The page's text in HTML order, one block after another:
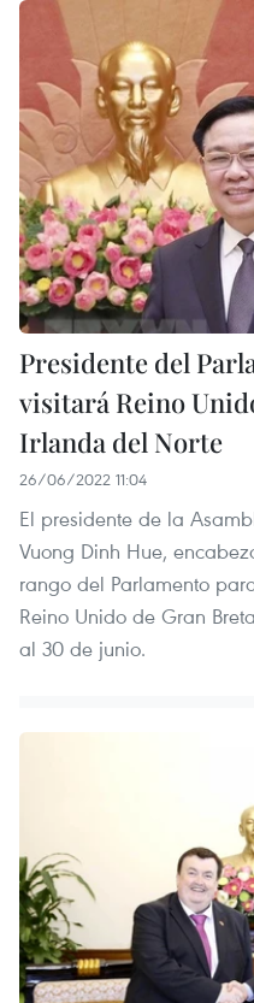
Presidente del
visitará Reino
Irlanda del Norte
26/06/2022 11:04
El presidente de la
Vuong Dinh Hue,
rango del Parlamento
Reino Unido de Gran
al 30 de junio.